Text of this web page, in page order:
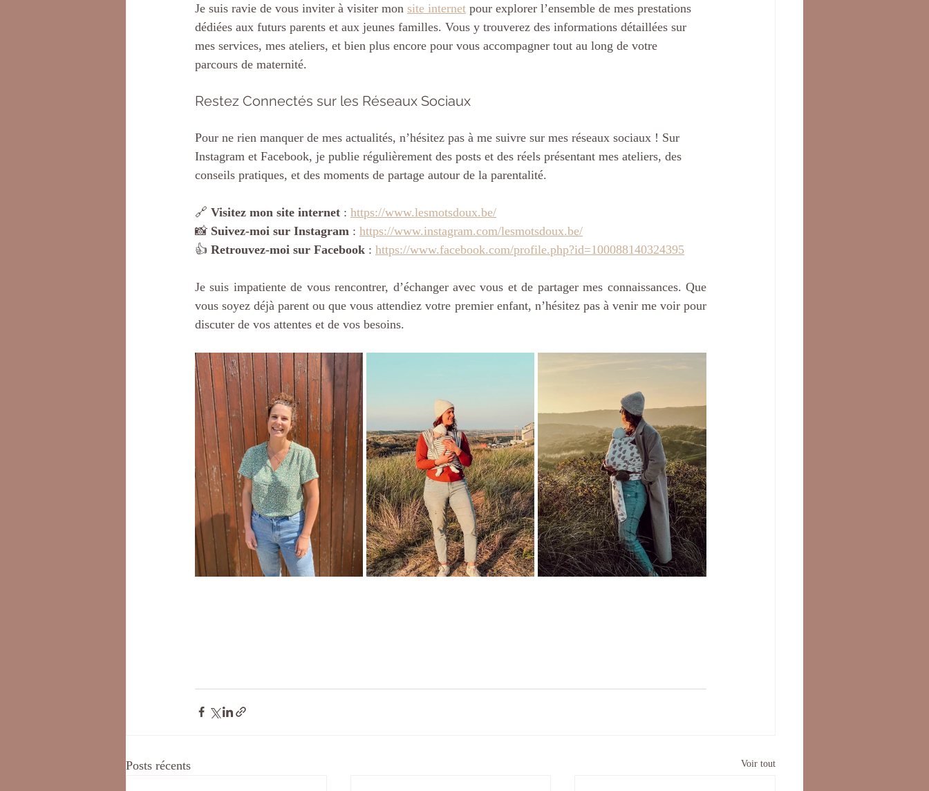
Je suis ravie de vous inviter à visiter mon site internet pour explorer l’ensemble de mes prestations
dédiées aux futurs parents et aux jeunes familles. Vous y trouverez des informations détaillées sur
mes services, mes ateliers, et bien plus encore pour vous accompagner tout au long de votre
parcours de maternité.
Restez Connectés sur les Réseaux Sociaux
Pour ne rien manquer de mes actualités, n’hésitez pas à me suivre sur mes réseaux sociaux ! Sur
Instagram et Facebook, je publie régulièrement des posts et des réels présentant mes ateliers, des
conseils pratiques, et des moments de partage autour de la parentalité.
🔗 Visitez mon site internet : https://www.lesmotsdoux.be/
📸 Suivez-moi sur Instagram : https://www.instagram.com/lesmotsdoux.be/
👍 Retrouvez-moi sur Facebook : https://www.facebook.com/profile.php?id=100088140324395
Je suis impatiente de vous rencontrer, d’échanger avec vous et de partager mes connaissances. Que
vous soyez déjà parent ou que vous attendiez votre premier enfant, n’hésitez pas à venir me voir pour
discuter de vos attentes et de vos besoins.
Posts récents Voir tout